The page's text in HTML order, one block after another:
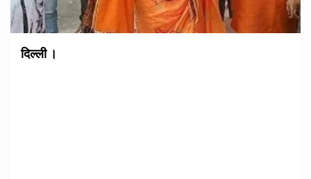
दिल्ली ।